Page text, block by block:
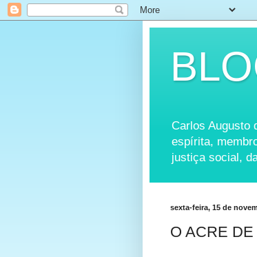
Carlos Augusto
espírita,
justiça social,
sexta-feira, 15 de
O ACRE